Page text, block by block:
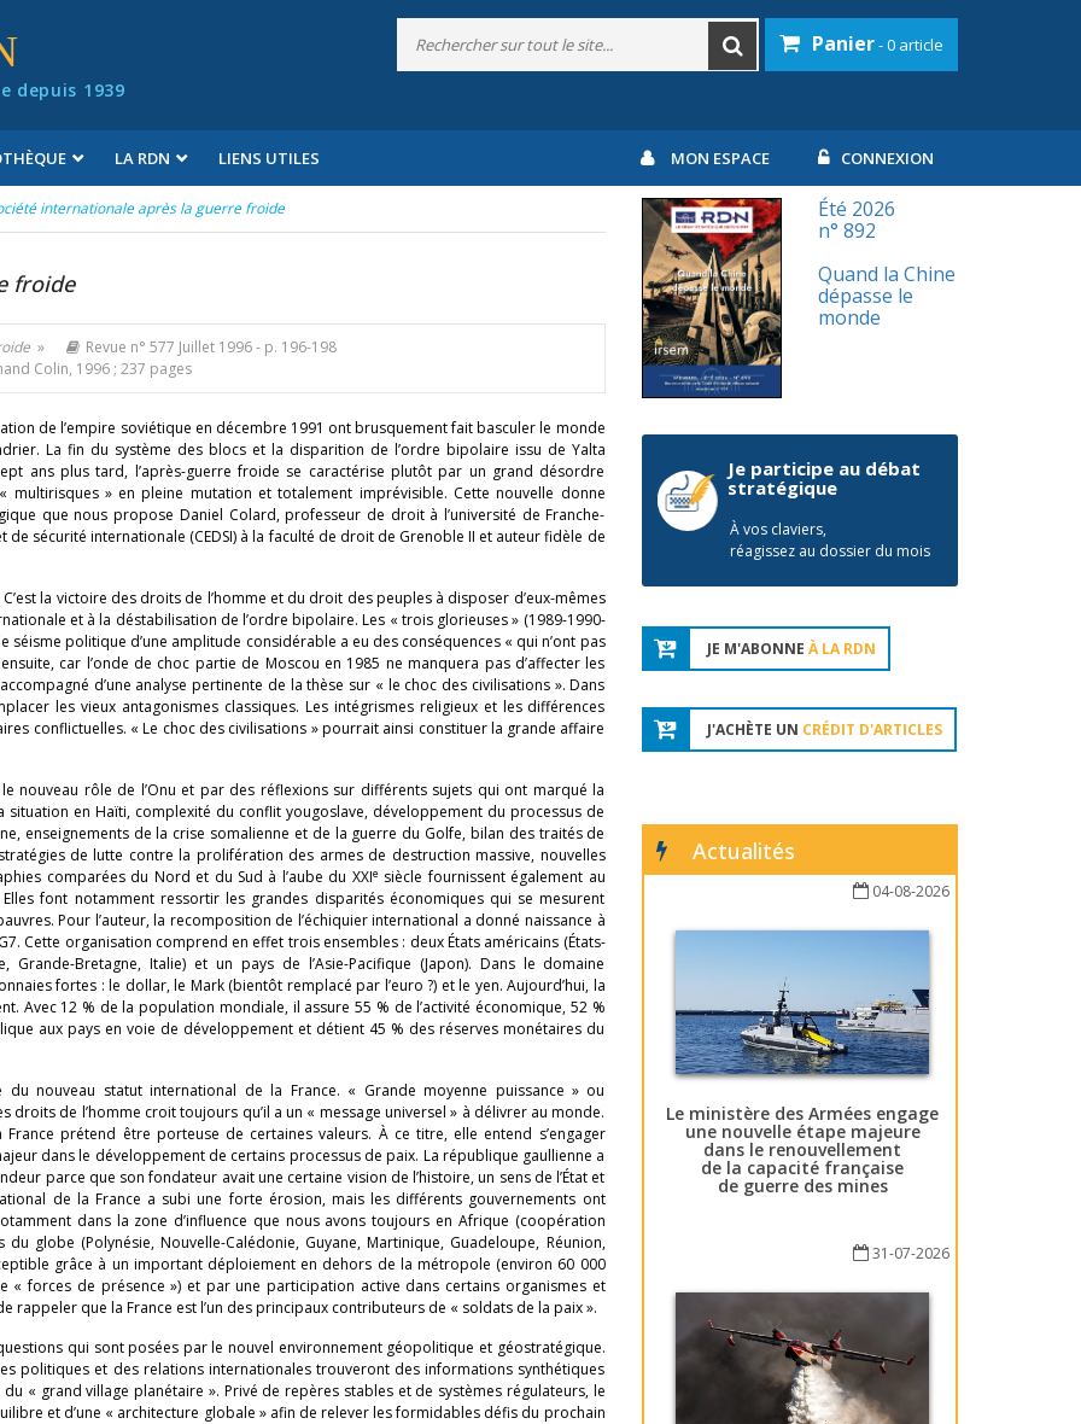
depuis 1939
Panier- 0 article
LA RDN LIENS UTILES MON ESPACE CONNEXION
internationale après la guerre froide
froide
» Revue n° 577 Juillet 1996- p. 196-198
Colin, 1996 ; 237 pages
de l’empire soviétique en décembre 1991 ont brusquement fait basculer le monde
La fin du système des blocs et la disparition de l’ordre bipolaire issu de Yalta
ans plus tard, l’après-guerre froide se caractérise plutôt par un grand désordre
» en pleine mutation et totalement imprévisible. Cette nouvelle donne
que nous propose Daniel Colard, professeur de droit à l’université de Franche-
sécurité internationale (CEDSI) à la faculté de droit de Grenoble II et auteur fidèle de
C’est la victoire des droits de l’homme et du droit des peuples à disposer d’eux-mêmes
et à la déstabilisation de l’ordre bipolaire. Les « trois glorieuses » (1989-1990-
politique d’une amplitude considérable a eu des conséquences « qui n’ont pas
car l’onde de choc partie de Moscou en 1985 ne manquera pas d’affecter les
d’une analyse pertinente de la thèse sur « le choc des civilisations ». Dans
les vieux antagonismes classiques. Les intégrismes religieux et les différences
conflictuelles. « Le choc des civilisations » pourrait ainsi constituer la grande affaire
nouveau rôle de l’Onu et par des réflexions sur différents sujets qui ont marqué la
en Haïti, complexité du conflit yougoslave, développement du processus de
enseignements de la crise somalienne et de la guerre du Golfe, bilan des traités de
de lutte contre la prolifération des armes de destruction massive, nouvelles
comparées du Nord et du Sud à l’aube du XXIesiècle fournissent également au
font notamment ressortir les grandes disparités économiques qui se mesurent
Pour l’auteur, la recomposition de l’échiquier international a donné naissance à
Cette organisation comprend en effet trois ensembles : deux États américains (États-
Grande-Bretagne, Italie) et un pays de l’Asie-Pacifique (Japon). Dans le domaine
fortes : le dollar, le Mark (bientôt remplacé par l’euro ?) et le yen. Aujourd’hui, la
Avec 12 % de la population mondiale, il assure 55 % de l’activité économique, 52 %
aux pays en voie de développement et détient 45 % des réserves monétaires du
nouveau statut international de la France. « Grande moyenne puissance » ou
droits de l’homme croit toujours qu’il a un « message universel » à délivrer au monde.
prétend être porteuse de certaines valeurs. À ce titre, elle entend s’engager
dans le développement de certains processus de paix. La république gaullienne a
parce que son fondateur avait une certaine vision de l’histoire, un sens de l’État et
de la France a subi une forte érosion, mais les différents gouvernements ont
dans la zone d’influence que nous avons toujours en Afrique (coopération
globe (Polynésie, Nouvelle-Calédonie, Guyane, Martinique, Guadeloupe, Réunion,
grâce à un important déploiement en dehors de la métropole (environ 60 000
forces de présence ») et par une participation active dans certains organismes et
rappeler que la France est l’un des principaux contributeurs de « soldats de la paix ».
qui sont posées par le nouvel environnement géopolitique et géostratégique.
politiques et des relations internationales trouveront des informations synthétiques
« grand village planétaire ». Privé de repères stables et de systèmes régulateurs, le
et d’une « architecture globale » afin de relever les formidables défis du prochain
Été 2026
n° 892
Quand la Chine
dépasse le
monde
Je participe au débat
stratégique
À vos claviers,
réagissez au dossier du mois
JE M'ABONNE À LA RDN
J'ACHÈTE UN CRÉDIT D'ARTICLES
Actualités
04-08-2026
Le ministère des Armées engage
une nouvelle étape majeure
dans le renouvellement
de la capacité française
de guerre des mines
31-07-2026